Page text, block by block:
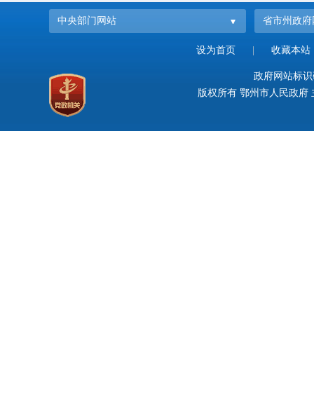
中央部门网站 省市州政府
设为首页 收藏本站
政府网站标
版权所有 鄂州市人民政府